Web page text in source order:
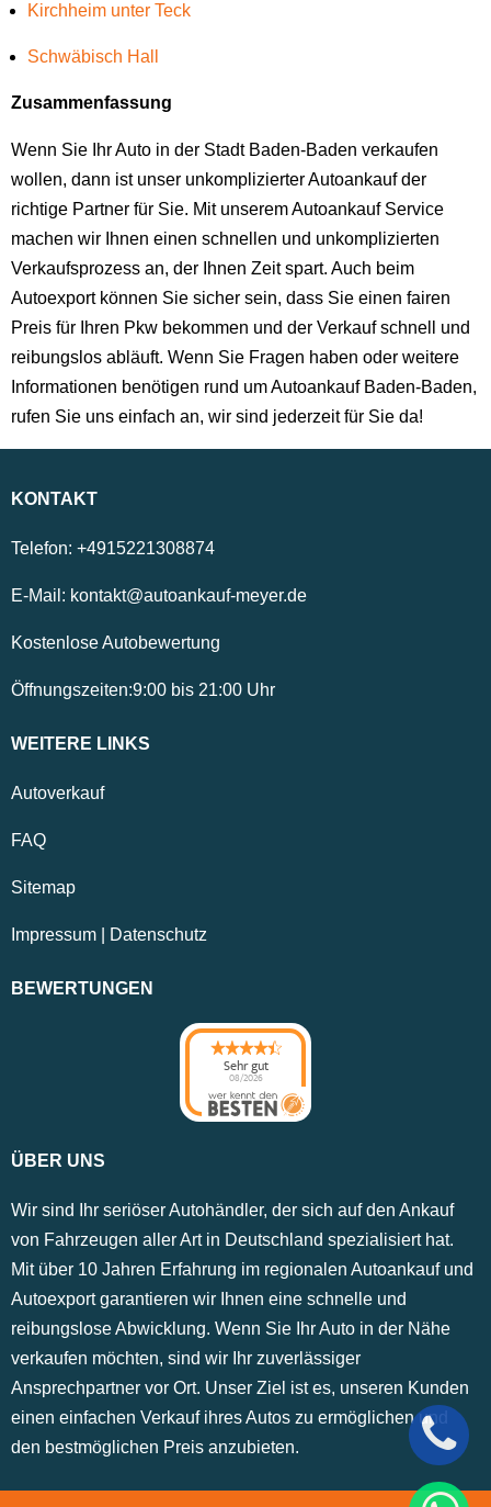
Kirchheim unter Teck
Schwäbisch Hall
Zusammenfassung
Wenn Sie Ihr Auto in der Stadt Baden-Baden verkaufen
wollen, dann ist unser unkomplizierter Autoankauf der
richtige Partner für Sie. Mit unserem Autoankauf Service
machen wir Ihnen einen schnellen und unkomplizierten
Verkaufsprozess an, der Ihnen Zeit spart. Auch beim
Autoexport können Sie sicher sein, dass Sie einen fairen
Preis für Ihren Pkw bekommen und der Verkauf schnell und
reibungslos abläuft. Wenn Sie Fragen haben oder weitere
Informationen benötigen rund um Autoankauf Baden-Baden,
rufen Sie uns einfach an, wir sind jederzeit für Sie da!
KONTAKT
Telefon: +4915221308874
E-Mail: kontakt@autoankauf-meyer.de
Kostenlose Autobewertung
Öffnungszeiten:9:00 bis 21:00 Uhr
WEITERE LINKS
Autoverkauf
FAQ
Sitemap
Impressum Datenschutz
BEWERTUNGEN
Sehr gut
08/2026
ÜBER UNS
Wir sind Ihr seriöser Autohändler, der sich auf den Ankauf
von Fahrzeugen aller Art in Deutschland spezialisiert hat.
Mit über 10 Jahren Erfahrung im regionalen Autoankauf und
Autoexport garantieren wir Ihnen eine schnelle und
reibungslose Abwicklung. Wenn Sie Ihr Auto in der Nähe
verkaufen möchten, sind wir Ihr zuverlässiger
Ansprechpartner vor Ort. Unser Ziel ist es, unseren Kunden
einen einfachen Verkauf ihres Autos zu ermöglichen und
den bestmöglichen Preis anzubieten.